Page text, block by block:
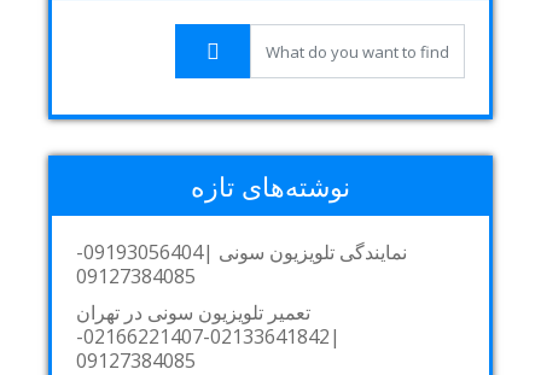
نوشته‌های تازه
نمایندگی تلویزیون سونی |09193056404-
09127384085
تعمیر تلویزیون سونی در تهران
|02133641842-02166221407-
09127384085